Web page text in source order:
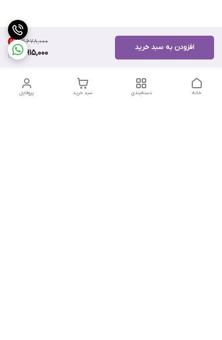
۱۳٬۶۷۸٬۰۰۰ 5%
12,915,000
افزودن به سبد خرید
پروفایل سبد خرید دسته‌بندی خانه